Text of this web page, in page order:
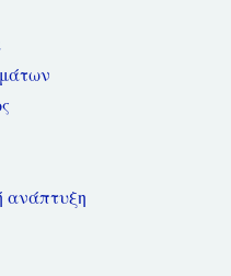
ανάπτυξη